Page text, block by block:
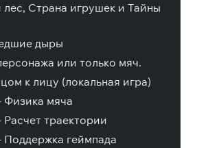
Страна игрушек и Тайны
дыры
или только мяч.
к лицу (локальная игра)
мяча
траектории
геймпада